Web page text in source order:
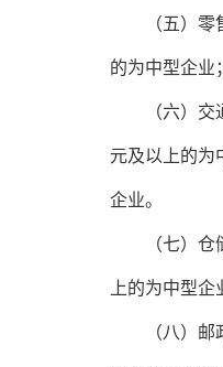
（五）零售
的为中型企业
（六）交通
元及以上的为
企业。
（七）仓储
上的为中型
（八）邮政